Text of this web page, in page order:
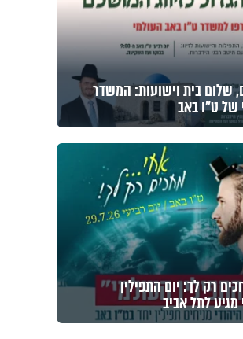
שלום בית וישועות: המשדר
של ט"ו באב
רק לך: יום התפילין
מגיע לתל אביב